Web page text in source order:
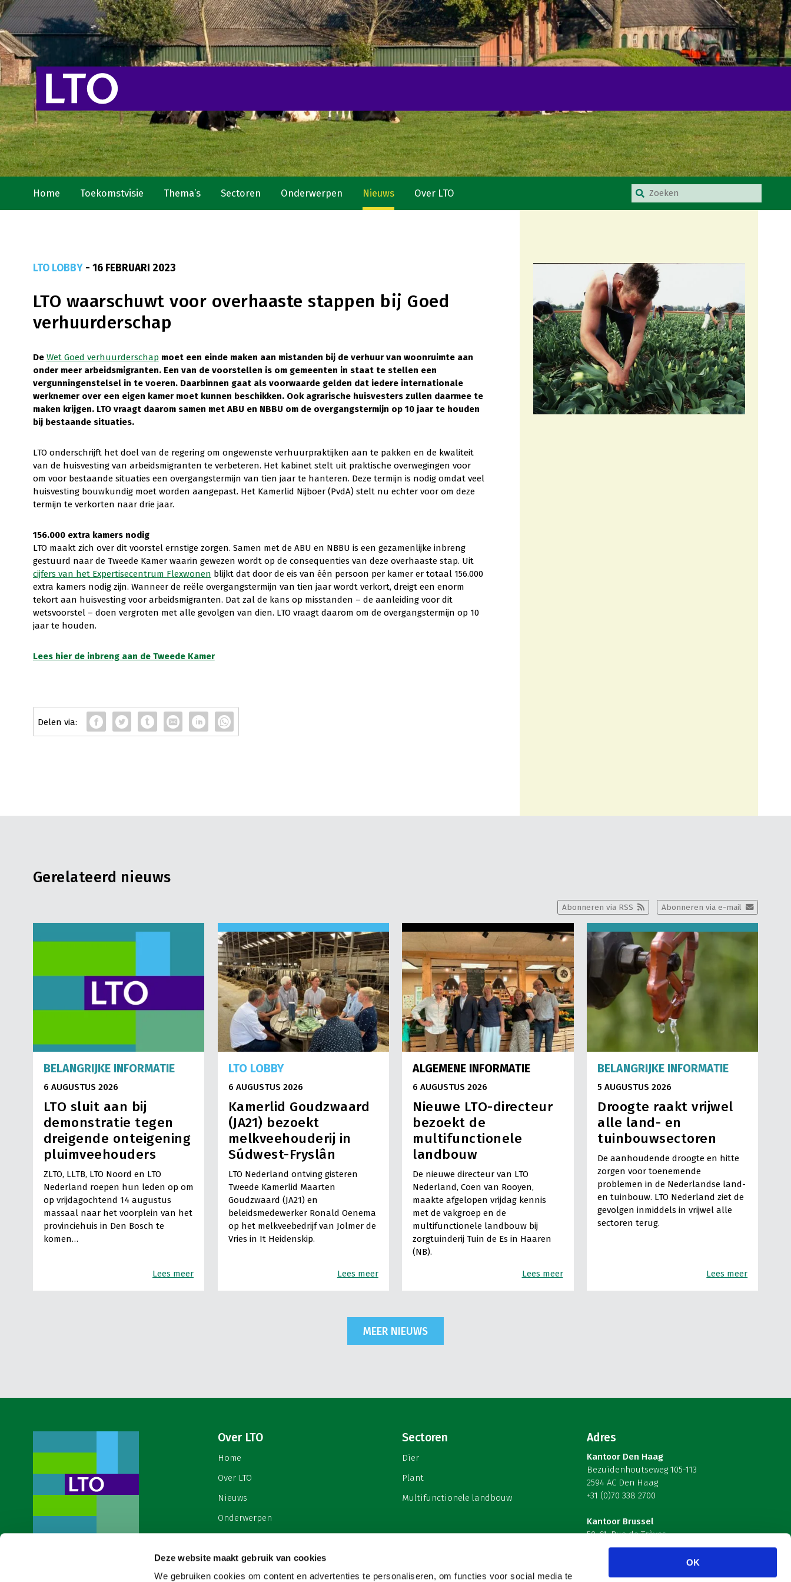
Deze website maakt gebruik van cookies
We gebruiken cookies om content en advertenties te personaliseren, om functies voor social media te
OK
Home Toekomstvisie Thema’s Sectoren Onderwerpen Nieuws Over LTO
LTO LOBBY- 16 FEBRUARI 2023
LTO waarschuwt voor overhaaste stappen bij Goed
verhuurderschap
De Wet Goed verhuurderschap moet een einde maken aan mistanden bij de verhuur van woonruimte aan
onder meer arbeidsmigranten. Een van de voorstellen is om gemeenten in staat te stellen een
vergunningenstelsel in te voeren. Daarbinnen gaat als voorwaarde gelden dat iedere internationale
werknemer over een eigen kamer moet kunnen beschikken. Ook agrarische huisvesters zullen daarmee te
maken krijgen. LTO vraagt daarom samen met ABU en NBBU om de overgangstermijn op 10 jaar te houden
bij bestaande situaties.
LTO onderschrijft het doel van de regering om ongewenste verhuurpraktijken aan te pakken en de kwaliteit
van de huisvesting van arbeidsmigranten te verbeteren. Het kabinet stelt uit praktische overwegingen voor
om voor bestaande situaties een overgangstermijn van tien jaar te hanteren. Deze termijn is nodig omdat veel
huisvesting bouwkundig moet worden aangepast. Het Kamerlid Nijboer (PvdA) stelt nu echter voor om deze
termijn te verkorten naar drie jaar.
156.000 extra kamers nodig
LTO maakt zich over dit voorstel ernstige zorgen. Samen met de ABU en NBBU is een gezamenlijke inbreng
gestuurd naar de Tweede Kamer waarin gewezen wordt op de consequenties van deze overhaaste stap. Uit
cijfers van het Expertisecentrum Flexwonen blijkt dat door de eis van één persoon per kamer er totaal 156.000
extra kamers nodig zijn. Wanneer de reële overgangstermijn van tien jaar wordt verkort, dreigt een enorm
tekort aan huisvesting voor arbeidsmigranten. Dat zal de kans op misstanden – de aanleiding voor dit
wetsvoorstel – doen vergroten met alle gevolgen van dien. LTO vraagt daarom om de overgangstermijn op 10
jaar te houden.
Lees hier de inbreng aan de Tweede Kamer
Gerelateerd nieuws
Abonneren via e-mail
Abonneren via RSS
BELANGRIJKE INFORMATIE
6 AUGUSTUS 2026
LTO sluit aan bij
demonstratie tegen
dreigende onteigening
pluimveehouders
ZLTO, LLTB, LTO Noord en LTO
Nederland roepen hun leden op om
op vrijdagochtend 14 augustus
massaal naar het voorplein van het
provinciehuis in Den Bosch te
komen…
Lees meer
LTO LOBBY
6 AUGUSTUS 2026
Kamerlid Goudzwaard
(JA21) bezoekt
melkveehouderij in
Súdwest-Fryslân
LTO Nederland ontving gisteren
Tweede Kamerlid Maarten
Goudzwaard (JA21) en
beleidsmedewerker Ronald Oenema
op het melkveebedrijf van Jolmer de
Vries in It Heidenskip.
Lees meer
ALGEMENE INFORMATIE
6 AUGUSTUS 2026
Nieuwe LTO-directeur
bezoekt de
multifunctionele
landbouw
De nieuwe directeur van LTO
Nederland, Coen van Rooyen,
maakte afgelopen vrijdag kennis
met de vakgroep en de
multifunctionele landbouw bij
zorgtuinderij Tuin de Es in Haaren
(NB).
Lees meer
BELANGRIJKE INFORMATIE
5 AUGUSTUS 2026
Droogte raakt vrijwel
alle land- en
tuinbouwsectoren
De aanhoudende droogte en hitte
zorgen voor toenemende
problemen in de Nederlandse land-
en tuinbouw. LTO Nederland ziet de
gevolgen inmiddels in vrijwel alle
sectoren terug.
Lees meer
MEER NIEUWS
werkgeversorganisatie met meerwaarde,
Over LTO
Home
Over LTO
Nieuws
Onderwerpen
Contact
Cookies & privacy
Sectoren
Dier
Plant
Multifunctionele landbouw
Adres
Kantoor Den Haag
Bezuidenhoutseweg 105-113
2594 AC Den Haag
+31 (0)70 338 2700
Kantoor Brussel
59-61, Rue de Trèves
B-1040 Brussel – België
Volg ons